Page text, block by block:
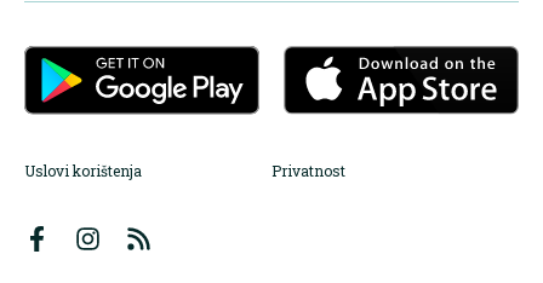
Uslovi korištenja Privatnost